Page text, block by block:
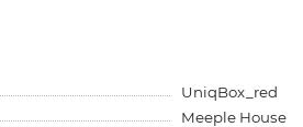
UniqBox_red
Meeple House